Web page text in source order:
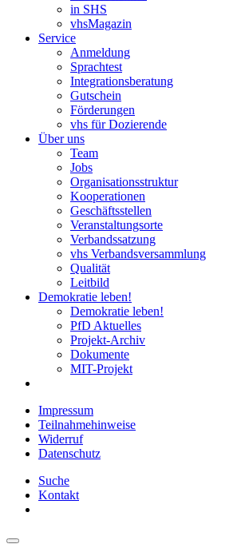
in SHS
vhsMagazin
Service
Anmeldung
Sprachtest
Integrationsberatung
Gutschein
Förderungen
vhs für Dozierende
Über uns
Team
Jobs
Organisationsstruktur
Kooperationen
Geschäftsstellen
Veranstaltungsorte
Verbandssatzung
vhs Verbandsversammlung
Qualität
Leitbild
Demokratie leben!
Demokratie leben!
PfD Aktuelles
Projekt-Archiv
Dokumente
MIT-Projekt
Impressum
Teilnahmehinweise
Widerruf
Datenschutz
Suche
Kontakt